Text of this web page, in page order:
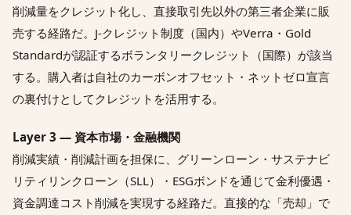
削減量をクレジット化し、直接取引先以外の第三者企業に販
売する経路だ。J-クレジット制度（国内）やVerra・Gold
Standardが認証するボランタリークレジット（国際）が該当
する。購入者は自社のカーボンオフセット・ネットゼロ宣言
の裏付けとしてクレジットを活用する。
Layer 3 — 資本市場・金融機関
削減実績・削減計画を担保に、グリーンローン・サステナビ
リティリンクローン（SLL）・ESGボンドを通じて金利優遇・
資金調達コスト削減を実現する経路だ。直接的な「売却」で